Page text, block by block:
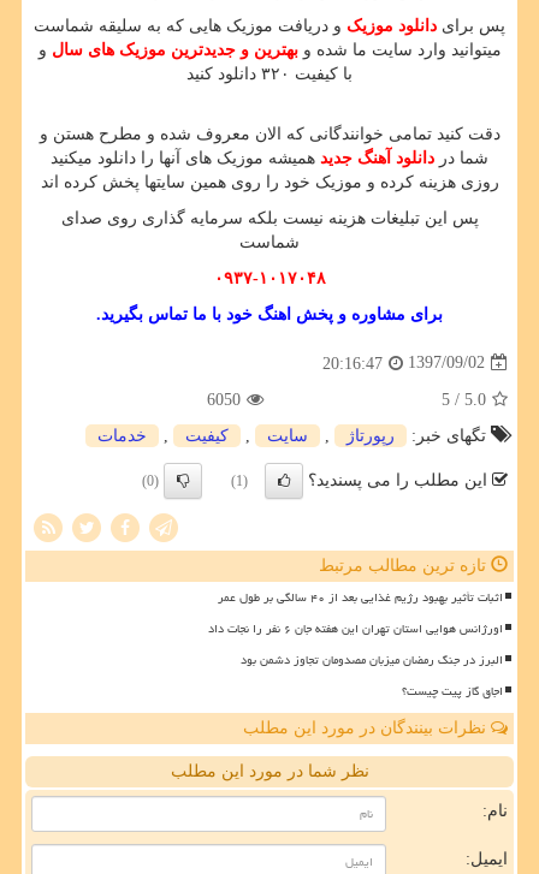
پس برای دانلود موزیک و دریافت موزیک هایی که به سلیقه شماست
میتوانید وارد سایت ما شده و بهترین و جدیدترین موزیک های سال و
با کیفیت ۳۲۰ دانلود کنید
دقت کنید تمامی خوانندگانی که الان معروف شده و مطرح هستن و
شما در دانلود آهنگ جدید همیشه موزیک های آنها را دانلود میکنید
روزی هزینه کرده و موزیک خود را روی همین سایتها پخش کرده اند
پس این تبلیغات هزینه نیست بلکه سرمایه گذاری روی صدای
شماست
۰۹۳۷-۱۰۱۷۰۴۸
برای مشاوره و پخش اهنگ خود با ما تماس بگیرید.
1397/09/02
20:16:47
5.0
/ 5
6050
تگهای خبر:
رپورتاژ سایت كیفیت خدمات
این مطلب را می پسندید؟ (1)
(0)
تازه ترین مطالب مرتبط
اثبات تأثیر بهبود رژیم غذایی بعد از ۴۰ سالگی بر طول عمر
اورژانس هوایی استان تهران این هفته جان ۶ نفر را نجات داد
البرز در جنگ رمضان میزبان مصدومان تجاوز دشمن بود
اجاق گاز پیت چیست؟
نظرات بینندگان در مورد این مطلب
نظر شما در مورد این مطلب
نام:
ایمیل: